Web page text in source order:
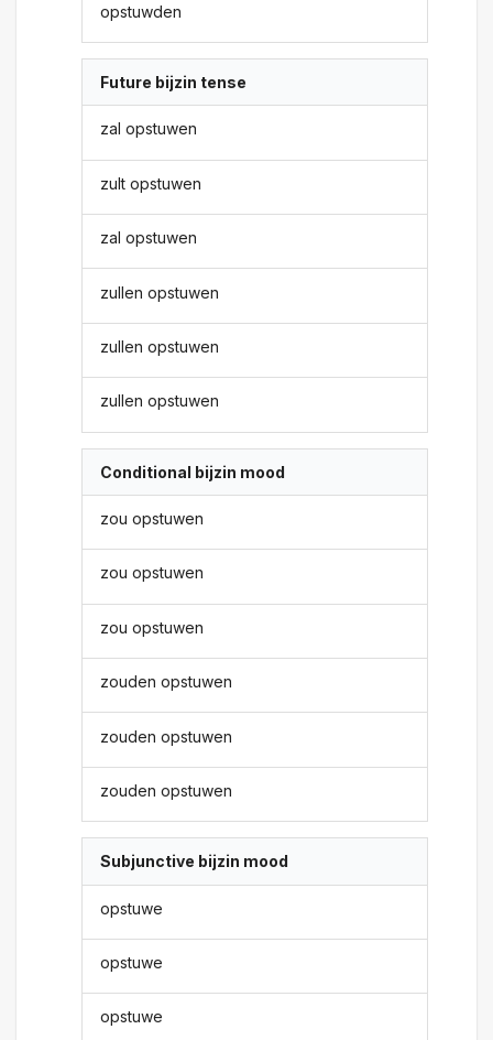
opstuwden
Future bijzin tense
zal opstuwen
zult opstuwen
zal opstuwen
zullen opstuwen
zullen opstuwen
zullen opstuwen
Conditional bijzin mood
zou opstuwen
zou opstuwen
zou opstuwen
zouden opstuwen
zouden opstuwen
zouden opstuwen
Subjunctive bijzin mood
opstuwe
opstuwe
opstuwe